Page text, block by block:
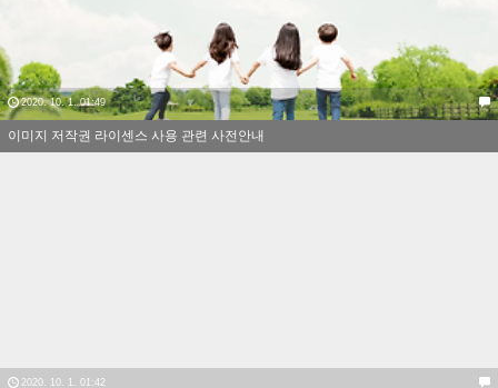
2020. 10. 1. 01:49
이미지 저작권 라이센스 사용 관련 사전안내
2020. 10. 1. 01:42